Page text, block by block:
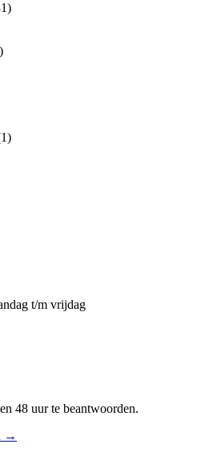
t/m vrijdag
48 uurte beantwoorden.
→